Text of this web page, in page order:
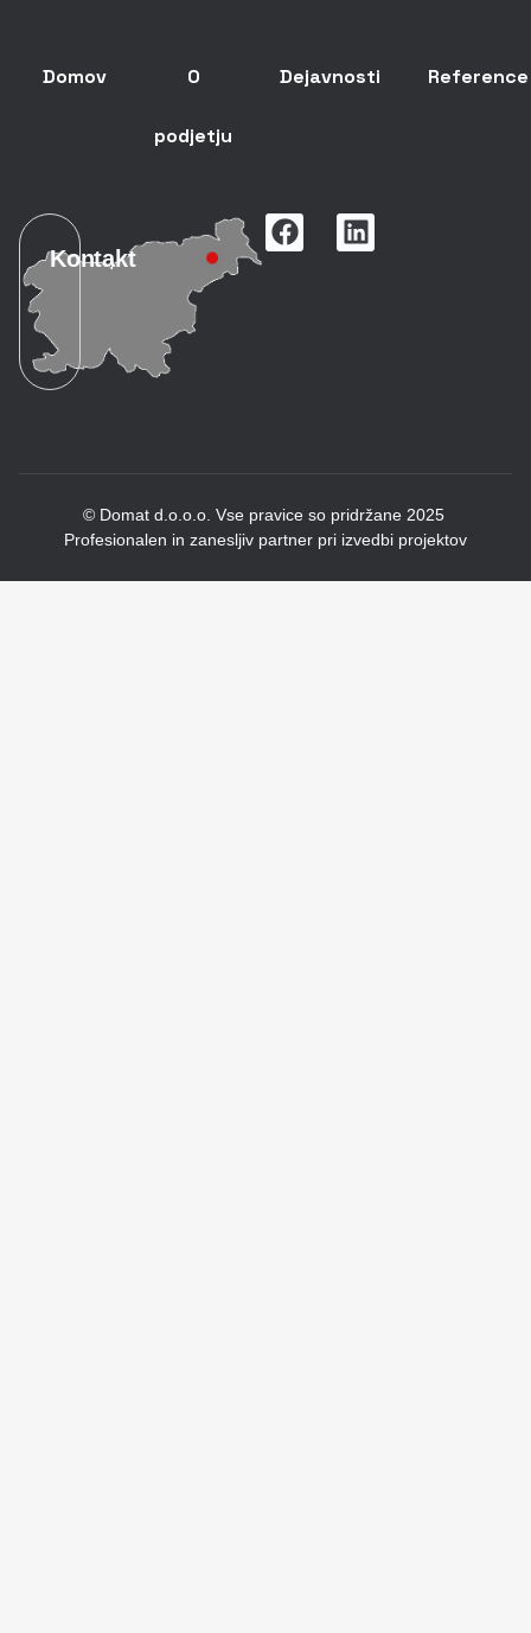
Domov O
podjetju
Dejavnosti Reference
Kontakt
© Domat d.o.o.o. Vse pravice so pridržane 2025
Profesionalen in zanesljiv partner pri izvedbi projektov